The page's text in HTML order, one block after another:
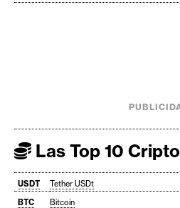
Las Top 10
USDT Tether USDt
BTC
Bitcoin